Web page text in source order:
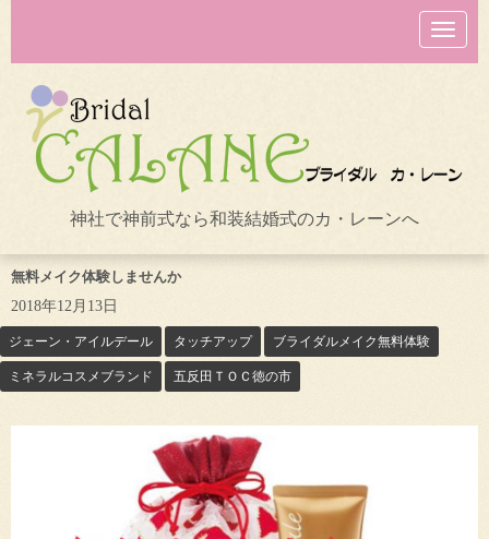
N
a
v
o
n
神社で神前式なら和装結婚式のカ・レーンへ
無料メイク体験しませんか
2018年12月13日
ジェーン・アイルデール タッチアップ ブライダルメイク無料体験
ミネラルコスメブランド 五反田ＴＯＣ徳の市